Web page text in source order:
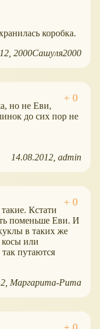
коробка.
2000Сашуля2000
но не Еви,
до сих пор не
14.08.2012 admin
Кстати
поменьше Еви. И
в таких же
косы или
путаются
Маргарита-Рита